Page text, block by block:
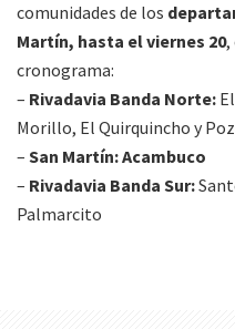
comunidades de los
Martín, hasta el viernes 20,
cronograma:
– Rivadavia Banda Norte:
Morillo, El Quirquincho y
– San Martín: Acambuco
– Rivadavia Banda Sur:
Palmarcito